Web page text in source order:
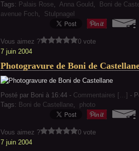
Tags: Palais Rose, Anna Gould , Boni de
avenue Foch, Stulpnagel
Vous aimez ?
0 vote
7 juin 2004
Photogravure de Boni de
Posté par Boni à 16:44 - Commentaires [ …] -
Tags: Boni de Castellane, photo
Vous aimez ?
0 vote
7 juin 2004